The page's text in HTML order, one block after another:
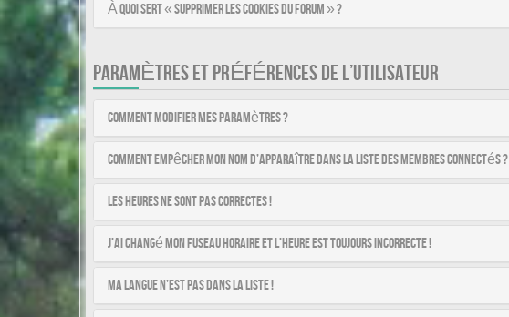
À quoi sert « Supprimer les cookies du forum » ?
PARAMÈTRES ET PRÉFÉRENCES DE L’UTILISATEUR
Comment modifier mes paramètres ?
Comment empêcher mon nom d’apparaître dans la liste des membres connectés ?
Les heures ne sont pas correctes !
J’ai changé mon fuseau horaire et l’heure est toujours incorrecte !
Ma langue n’est pas dans la liste !